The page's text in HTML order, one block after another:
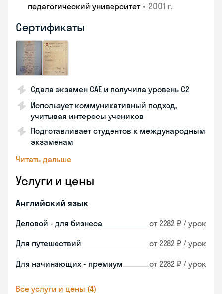
педагогический университет • 2001 г.
Сертификаты
Сдала экзамен CAE и получила уровень С2
Использует коммуникативный подход,
учитывая интересы учеников
Подготавливает студентов к международным
экзаменам
Читать дальше
Услуги и цены
Английский язык
Деловой - для бизнеса от 2282 ₽ / урок
Для путешествий от 2282 ₽ / урок
Для начинающих - премиум от 2282 ₽ / урок
Все услуги и цены (4)